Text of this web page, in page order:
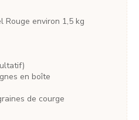
Rouge environ 1,5 kg
en boîte
de courge